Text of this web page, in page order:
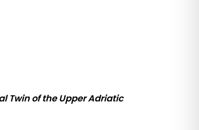
Twin of the Upper Adriatic